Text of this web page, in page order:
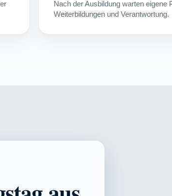
Nach der Ausbildung warten eigene
Weiterbildungen und Verantwortung.